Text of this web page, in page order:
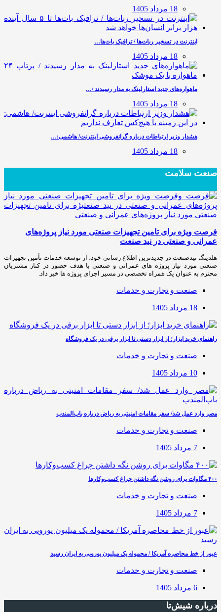
18 مرداد 1405
اینترنت در تسخیر ربات‌ها / ترافیک بات‌ها…
18 مرداد 1405
ماهواره‌های جدید استارلینک به مدار رسیدند /…
18 مرداد 1405
هشدار وزیر ارتباطات درباره گرانفروشی اینترنت/ هاشمی:…
18 مرداد 1405
صنعت سلامت
فرصت ویژه برای تامین تجهیزات صنعتی مورد نیاز پروژه‌های
عمرانی و صنعتی در نید صنعت
هلدینگ نیدصنعت در جدیدترین اطلاع رسانی خود، از توسعه خدمات تأمین تجهیزات
صنعتی مورد نیاز پروژه های عمرانی و صنعتی با هدف حضور در کنار مشتریان
محترم به عنوان یک همراه تخصصی در مسیر اجرای پروژه ها خبر داد.
صنعت و تجارت و خدمات
18 مرداد 1405
راهنمای خرید ابزار؛ از ابزار دستی تا ابزار برقی در یک فروشگاه
صنعت و تجارت و خدمات
10 مرداد 1405
مصر وارد عمل شد/ سفر مقامات امنیتی به ریاض درباره باب‌المندب
صنعت و تجارت و خدمات
7 مرداد 1405
۴۰۰ مگاوات برای روشن نگه داشتن چراغ کسب‌وکار‌ها
صنعت و تجارت و خدمات
7 مرداد 1405
عبور از خط محاصره آمریکا / محموله یک میلیون یورویی به ایران رسید
صنعت و تجارت و خدمات
6 مرداد 1405
درباره شیش‌تا